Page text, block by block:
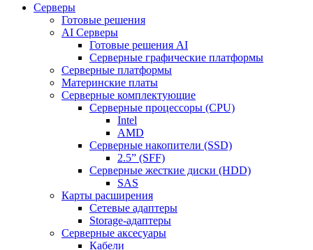
Cерверы
Готовые решения
AI Серверы
Готовые решения AI
Серверные графические платформы
Серверные платформы
Материнские платы
Серверные комплектующие
Серверные процессоры (CPU)
Intel
AMD
Серверные накопители (SSD)
2.5” (SFF)
Серверные жесткие диски (HDD)
SAS
Карты расширения
Сетевые адаптеры
Storage-адаптеры
Серверные аксесуары
Кабели